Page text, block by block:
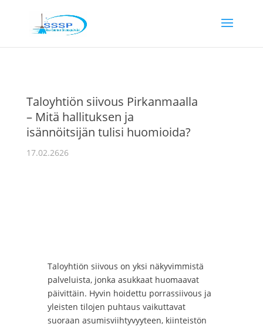
Taloyhtiön siivous Pirkanmaalla
– Mitä hallituksen ja
isännöitsijän tulisi huomioida?
17.02.2626
Taloyhtiön siivous on yksi näkyvimmistä
palveluista, jonka asukkaat huomaavat
päivittäin. Hyvin hoidettu porrassiivous ja
yleisten tilojen puhtaus vaikuttavat
suoraan asumisviihtyvyyteen, kiinteistön